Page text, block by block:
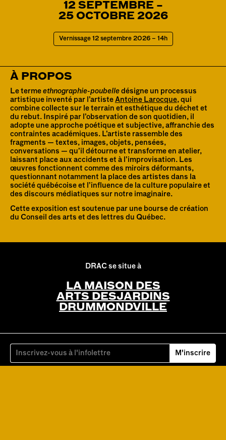
12 SEPTEMBRE –
25 OCTOBRE 2026
Vernissage 12 septembre 2026 – 14h
À PROPOS
Le terme ethnographie-poubelle désigne un processus
artistique inventé par l’artiste Antoine Larocque, qui
combine collecte sur le terrain et esthétique du déchet et
du rebut. Inspiré par l’observation de son quotidien, il
adopte une approche poétique et subjective, affranchie des
contraintes académiques. L’artiste rassemble des
fragments — textes, images, objets, pensées,
conversations — qu’il détourne et transforme en atelier,
laissant place aux accidents et à l’improvisation. Les
œuvres fonctionnent comme des miroirs déformants,
questionnant notamment la place des artistes dans la
société québécoise et l’influence de la culture populaire et
des discours médiatiques sur notre imaginaire.
Cette exposition est soutenue par une bourse de création
du Conseil des arts et des lettres du Québec.
DRAC se situe à
LA MAISON DES
ARTS DESJARDINS
DRUMMONDVILLE
M'inscrire